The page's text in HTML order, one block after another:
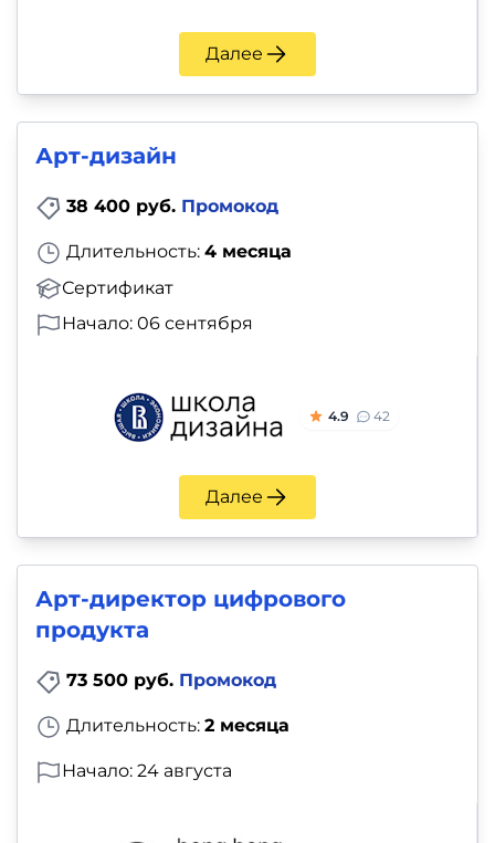
Далее
Арт-дизайн
38 400 руб. Промокод
Длительность: 4 месяца
Сертификат
Начало: 06 сентября
4.9 42
Далее
Арт-директор цифрового
продукта
73 500 руб. Промокод
Длительность: 2 месяца
Начало: 24 августа